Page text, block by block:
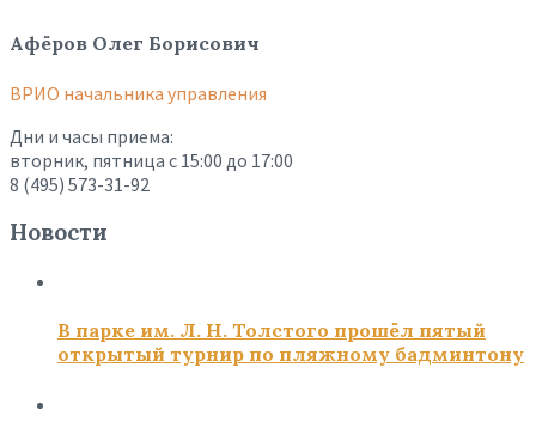
Афёров Олег Борисович
ВРИО начальника управления
Дни и часы приема:
вторник, пятница с 15:00 до 17:00
8 (495) 573-31-92
Новости
В парке им. Л. Н. Толстого прошёл пятый
открытый турнир по пляжному бадминтону